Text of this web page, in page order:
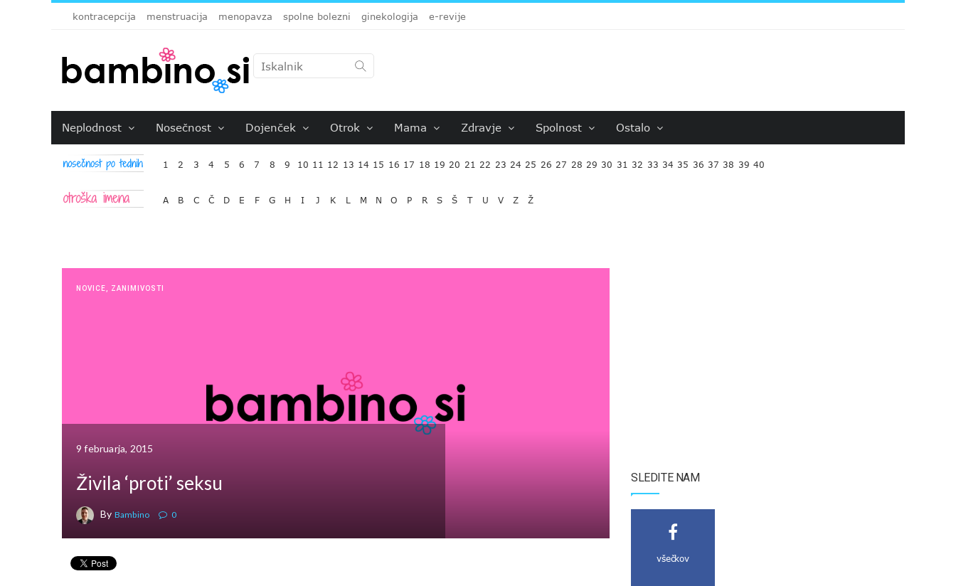
kontracepcija menstruacija menopavza spolne bolezni ginekologija e-revije
Neplodnost Nosečnost Dojenček Otrok Mama Zdravje Spolnost Ostalo
1 2 3 4 5 6 7 8 9 10 11 12 13 14 15 16 17 18 19 20 21 22 23 24 25 26 27 28 29 30 31 32 33 34 35 36 37 38 39 40
A B C Č D E F G H I J K L M N O P R S Š T U V Z Ž
NOVICE ZANIMIVOSTI
9 februarja, 2015
Živila ‘proti’ seksu
By Bambino 0
SLEDITE NAM
všečkov